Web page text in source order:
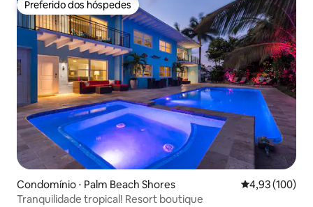
Preferido dos hóspedes
Preferido dos hóspedes
Condomínio ⋅ Palm Beach Shores 4,93 de uma
4,93 (100)
Tranquilidade tropical! Resort boutique